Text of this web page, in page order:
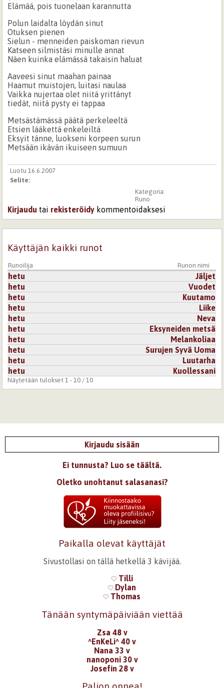
Elämää, pois tuonelaan karannutta
Polun laidalta löydän sinut
Otuksen pienen
Sielun - menneiden paiskoman rievun
Katseen silmistäsi minulle annat
Näen kuinka elämässä takaisin haluat
Aaveesi sinut maahan painaa
Haamut muistojen, luitasi naulaa
Vaikka nujertaa olet niitä yrittänyt
tiedät, niitä pysty ei tappaa
Metsästämässä päätä perkeleeltä
Etsien lääkettä enkeleiltä
Eksyit tänne, luokseni korpeen surun
Metsään ikävän ikuiseen sumuun
Luotu 16.6.2007
Selite:
Kategoria:
Runo
Kirjaudu tai rekisteröidy kommentoidaksesi
Käyttäjän kaikki runot
Runoilija Runon nimi
hetu
Jäljet
hetu
Vuodet
hetu
Kuutamo
hetu
Liike
hetu
Neva
hetu
Eksyneiden metsä
hetu
Melankoliaa
hetu
Surujen Syvä Uoma
hetu
Luutarha
hetu
Kuollessani
Näytetään tulokset 1 - 10 / 10
Kirjaudu sisään
Ei tunnusta? Luo se täältä.
Oletko unohtanut salasanasi?
Paikalla olevat käyttäjät
Sivustollasi on tällä hetkellä 3 kävijää.
Tilli
Dylan
Thomas
Tänään syntymäpäiviään viettää
Zsa 48 v
^EnKeLi^ 40 v
Nana 33 v
nanoponi 30 v
Josefín 28 v